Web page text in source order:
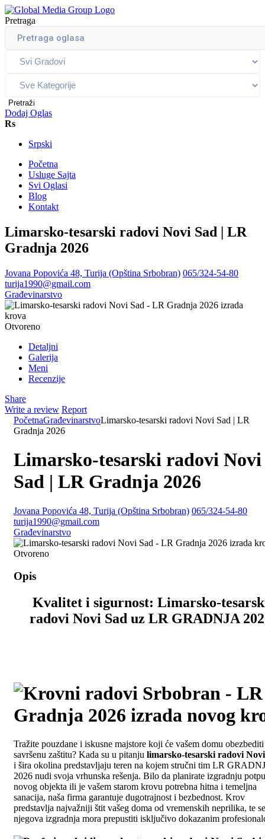
Pretraga
Pretraži
Dodaj Oglas
Rs
Srpski
Početna
Usluge Sajta
Svi Oglasi
Blog
Kontakt
Limarsko-tesarski radovi Novi Sad | LR
Gradnja 2026
Jovana Popovića 48, Turija (Opština Srbobran) 065/324-54-80
turija1990@gmail.com
Građevinarstvo
Otvoreno
Detaljni
Galerija
Meni
Recenzije
Share
Write a review Report
PočetnaGrađevinarstvoLimarsko-tesarski radovi Novi Sad | LR
Gradnja 2026
Limarsko-tesarski radovi Novi
Sad | LR Gradnja 2026
Jovana Popovića 48, Turija (Opština Srbobran) 065/324-54-80
turija1990@gmail.com
Građevinarstvo
Otvoreno
Opis
Kvalitet i sigurnost: Limarsko-
radovi Novi Sad uz LR GRADNJA
Tražite pouzdane i iskusne majstore koji će vašem domu obezbediti
savršenu zaštitu? Kada su u pitanju limarsko-tesarski radovi
i šira okolina predstavljaju teren na kojem stručni tim LR
2026 nudi svoja vrhunska rešenja. Bilo da planirate izgradnju
novog objekta ili je vašem starom krovu potrebna hitna i temeljna
sanacija, naša firma garantuje dugotrajnost i bezbednost. Krov
predstavlja najvažniji štit vašeg doma od vremenskih neprilika, te se
njegova izgradnja mora prepustiti isključivo dokazanim